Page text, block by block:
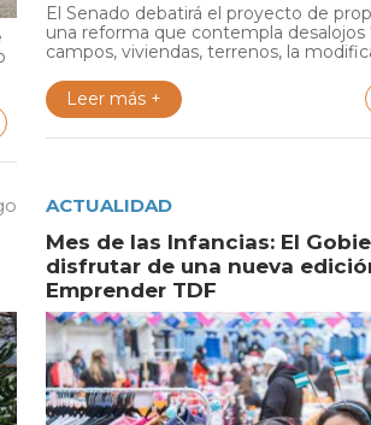
El Senado debatirá el proyecto de
una reforma que contempla desalojos
campos, viviendas, terrenos, la
Leer más +
ACTUALIDAD
Mes de las Infancias: El
disfrutar de una nueva
Emprender TDF